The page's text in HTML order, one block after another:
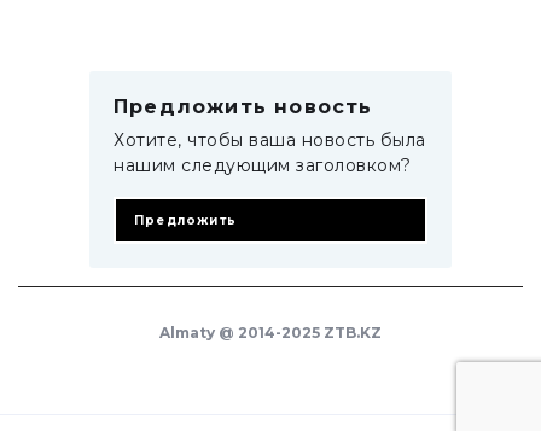
Предложить новость
Хотите, чтобы ваша новость была
нашим следующим заголовком?
Предложить
Almaty @ 2014-2025 ZTB.KZ